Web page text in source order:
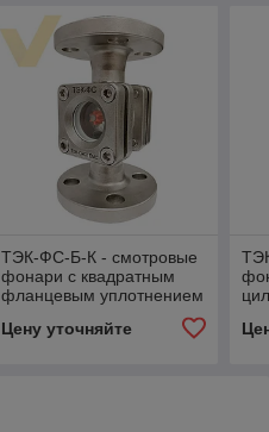
ТЭК-ФС-Б-К - смотровые
фонари с квадратным
фланцевым уплотнением
Цену уточняйте